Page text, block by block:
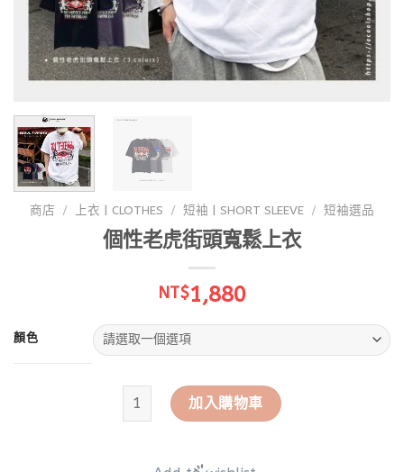
商店 / 上衣 | CLOTHES / 短袖 | SHORT SLEEVE / 短袖選品
個性老虎街頭寬鬆上衣
NT$1,880
顏色
個性老虎街頭寬鬆上衣 數量
加入購物車